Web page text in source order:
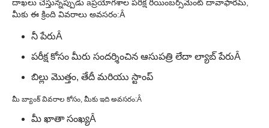
దాఖలు చేస్తున్నప్పుడు aప్రయోగశాల పరీక్ష రీయింబర్స్‌మెంట్ దావాఫారమ్,
మీకు ఈ క్రింది వివరాలు అవసరం:Â
నీ పేరుÂ
పరీక్ష కోసం మీరు సందర్శించిన ఆసుపత్రి లేదా ల్యాబ్ పేరుÂ
బిల్లు మొత్తం, తేదీ మరియు స్టాంప్
మీ బ్యాంక్ వివరాల కోసం, మీకు ఇది అవసరం:Â
మీ ఖాతా సంఖ్యÂ